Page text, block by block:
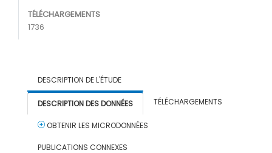
TÉLÉCHARGEMENTS
1736
DESCRIPTION DE L'ÉTUDE
DESCRIPTION DES DONNÉES TÉLÉCHARGEMENTS
OBTENIR LES MICRODONNÉES
PUBLICATIONS CONNEXES